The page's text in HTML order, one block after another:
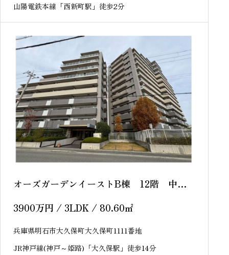
山陽電鉄本線「西新町駅」徒歩2分
オーズガーデンイーストB棟 12階 中古
マンション
3900万円 / 3LDK / 80.60㎡
兵庫県明石市大久保町大久保町1111番地
JR神戸線(神戸～姫路)「大久保駅」徒歩14分